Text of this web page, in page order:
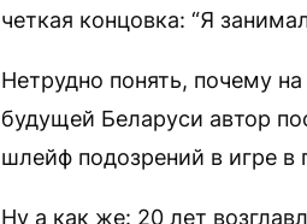
четкая концовка: “Я
Нетрудно понять, почему
будущей Беларуси автор
шлейф подозрений в игре в
Ну а как же: 20 лет